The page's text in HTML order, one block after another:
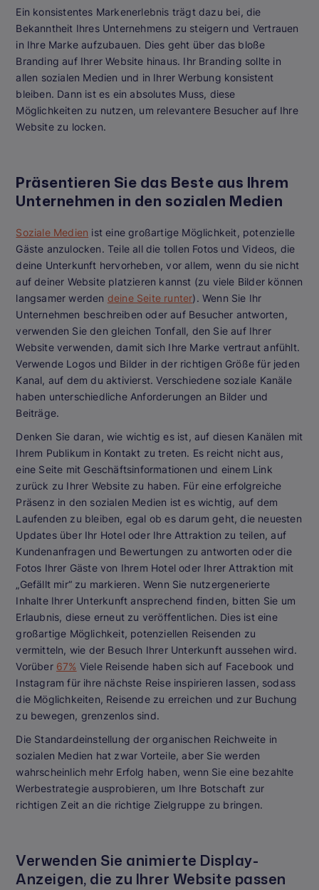
Ein konsistentes Markenerlebnis trägt dazu bei, die
Bekanntheit Ihres Unternehmens zu steigern und Vertrauen
in Ihre Marke aufzubauen. Dies geht über das bloße
Branding auf Ihrer Website hinaus. Ihr Branding sollte in
allen sozialen Medien und in Ihrer Werbung konsistent
bleiben. Dann ist es ein absolutes Muss, diese
Möglichkeiten zu nutzen, um relevantere Besucher auf Ihre
Website zu locken.
Präsentieren Sie das Beste aus Ihrem
Unternehmen in den sozialen Medien
Soziale Medien ist eine großartige Möglichkeit, potenzielle
Gäste anzulocken. Teile all die tollen Fotos und Videos, die
deine Unterkunft hervorheben, vor allem, wenn du sie nicht
auf deiner Website platzieren kannst (zu viele Bilder können
langsamer werden deine Seite runter). Wenn Sie Ihr
Unternehmen beschreiben oder auf Besucher antworten,
verwenden Sie den gleichen Tonfall, den Sie auf Ihrer
Website verwenden, damit sich Ihre Marke vertraut anfühlt.
Verwende Logos und Bilder in der richtigen Größe für jeden
Kanal, auf dem du aktivierst. Verschiedene soziale Kanäle
haben unterschiedliche Anforderungen an Bilder und
Beiträge.
Denken Sie daran, wie wichtig es ist, auf diesen Kanälen mit
Ihrem Publikum in Kontakt zu treten. Es reicht nicht aus,
eine Seite mit Geschäftsinformationen und einem Link
zurück zu Ihrer Website zu haben. Für eine erfolgreiche
Präsenz in den sozialen Medien ist es wichtig, auf dem
Laufenden zu bleiben, egal ob es darum geht, die neuesten
Updates über Ihr Hotel oder Ihre Attraktion zu teilen, auf
Kundenanfragen und Bewertungen zu antworten oder die
Fotos Ihrer Gäste von Ihrem Hotel oder Ihrer Attraktion mit
„Gefällt mir“ zu markieren. Wenn Sie nutzergenerierte
Inhalte Ihrer Unterkunft ansprechend finden, bitten Sie um
Erlaubnis, diese erneut zu veröffentlichen. Dies ist eine
großartige Möglichkeit, potenziellen Reisenden zu
vermitteln, wie der Besuch Ihrer Unterkunft aussehen wird.
Vorüber 67% Viele Reisende haben sich auf Facebook und
Instagram für ihre nächste Reise inspirieren lassen, sodass
die Möglichkeiten, Reisende zu erreichen und zur Buchung
zu bewegen, grenzenlos sind.
Die Standardeinstellung der organischen Reichweite in
sozialen Medien hat zwar Vorteile, aber Sie werden
wahrscheinlich mehr Erfolg haben, wenn Sie eine bezahlte
Werbestrategie ausprobieren, um Ihre Botschaft zur
richtigen Zeit an die richtige Zielgruppe zu bringen.
Verwenden Sie animierte Display-
Anzeigen, die zu Ihrer Website passen